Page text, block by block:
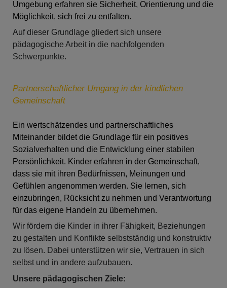
Umgebung erfahren sie Sicherheit, Orientierung und die
Möglichkeit, sich frei zu entfalten.
Auf dieser Grundlage gliedert sich unsere
pädagogische Arbeit in die nachfolgenden
Schwerpunkte.
Partnerschaftlicher Umgang in der kindlichen
Gemeinschaft
Ein wertschätzendes und partnerschaftliches
Miteinander bildet die Grundlage für ein positives
Sozialverhalten und die Entwicklung einer stabilen
Persönlichkeit. Kinder erfahren in der Gemeinschaft,
dass sie mit ihren Bedürfnissen, Meinungen und
Gefühlen angenommen werden. Sie lernen, sich
einzubringen, Rücksicht zu nehmen und Verantwortung
für das eigene Handeln zu übernehmen.
Wir fördern die Kinder in ihrer Fähigkeit, Beziehungen
zu gestalten und Konflikte selbstständig und konstruktiv
zu lösen. Dabei unterstützen wir sie, Vertrauen in sich
selbst und in andere aufzubauen.
Unsere pädagogischen Ziele: